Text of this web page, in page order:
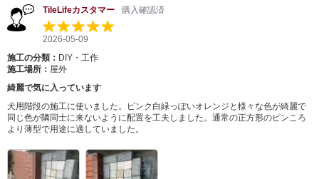
TileLifeカスタマー 購入確認済
2026-05-09
施工の分類： DIY・工作
施工場所： 屋外
綺麗で気に入っています
犬用階段の施工に使いました。ピンク白緑っぽいオレンジと様々な色が綺麗で
同じ色が隣同士に来ないように配置を工夫しました。通常の正方形のピンころ
より薄型で用途に適していました。